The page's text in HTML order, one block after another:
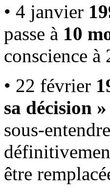
• 4 janvier
passe à 10
conscience à
• 22 février
sa décision
sous-
être